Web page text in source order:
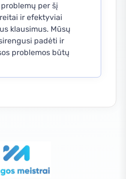
per šį
ir efektyviai
klausimus. Mūsų
padėti ir
problemos būtų